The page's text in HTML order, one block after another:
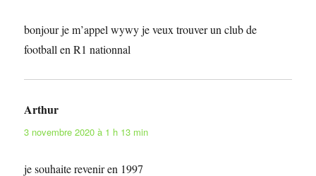
bonjour je m’appel wywy je veux trouver un club de
football en R1 nationnal
Arthur
3 novembre 2020 à 1 h 13 min
je souhaite revenir en 1997